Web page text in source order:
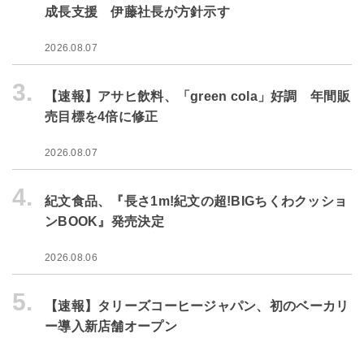
成長支援 伊藤社長が方針示す
2026.08.07
3.
【速報】アサヒ飲料、「green cola」好調 年間販
売目標を4倍に修正
2026.08.07
4.
紀文食品、『長さ1m!紀文の超!BIGちくわクッショ
ンBOOK』発売決定
2026.08.06
5.
【速報】タリーズコーヒージャパン、初のベーカリ
ー導入新店舗オープン